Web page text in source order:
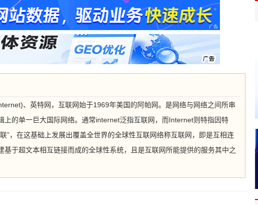
、英特网，互联网始于1969年美国的阿帕网。是网络与网络之间所串
的单一巨大国际网络。通常internet泛指互联网，而Internet则特指因特
”，在这基础上发展出覆盖全世界的全球性互联网络称互联网，即是互相连
于超文本相互链接而成的全球性系统，且是互联网所能提供的服务其中之